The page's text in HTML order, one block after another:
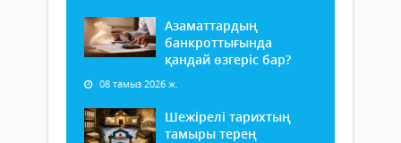
Азаматтардың
банкроттығында
қандай өзгеріс бар?
08 тамыз 2026 ж.
Шежірелі тарихтың
тамыры терең